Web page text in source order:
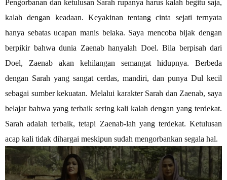
Pengorbanan dan ketulusan Sarah rupanya harus kalah begitu saja,
kalah dengan keadaan. Keyakinan tentang cinta sejati ternyata
hanya sebatas ucapan manis belaka. Saya mencoba bijak dengan
berpikir bahwa dunia Zaenab hanyalah Doel. Bila berpisah dari
Doel, Zaenab akan kehilangan semangat hidupnya. Berbeda
dengan Sarah yang sangat cerdas, mandiri, dan punya Dul kecil
sebagai sumber kekuatan. Melalui karakter Sarah dan Zaenab, saya
belajar bahwa yang terbaik sering kali kalah dengan yang terdekat.
Sarah adalah terbaik, tetapi Zaenab-lah yang terdekat. Ketulusan
acap kali tidak dihargai meskipun sudah mengorbankan segala hal.